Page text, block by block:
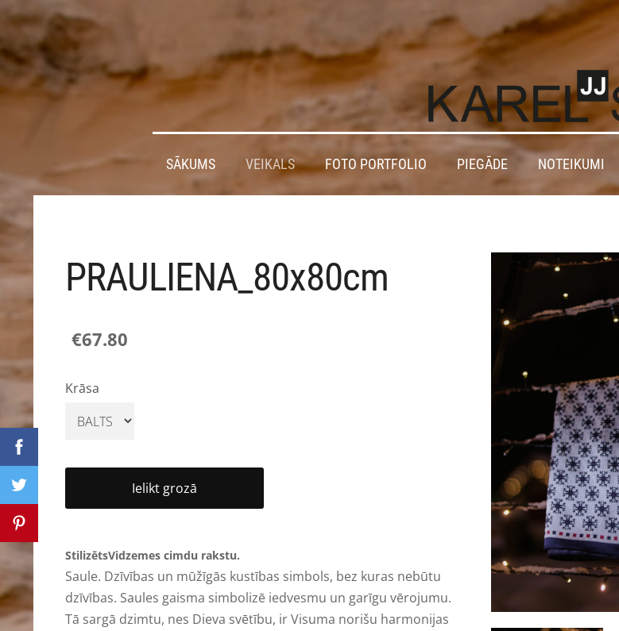
SĀKUMS VEIKALS FOTO PORTFOLIO PIEGĀDE NOTEIKUMI
PRAULIENA_80x80cm
€67.80
Krāsa
Ielikt grozā
StilizētsVidzemes cimdu rakstu.
Saule. Dzīvības un mūžīgās kustības simbols, bez kuras nebūtu
dzīvības. Saules gaisma simbolizē iedvesmu un garīgu vērojumu.
Tā sargā dzimtu, nes Dieva svētību, ir Visuma norišu harmonijas